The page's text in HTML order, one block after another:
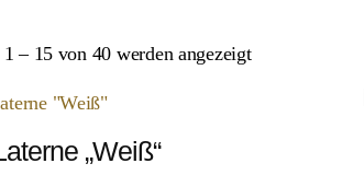
1 – 15 von 40 werden angezeigt
„Weiß“